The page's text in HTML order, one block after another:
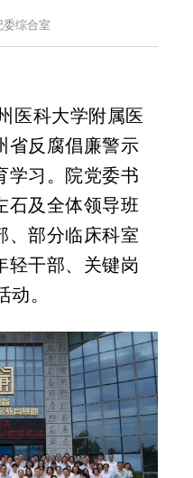
综合室
医科大学附属医
省反腐倡廉警示
学习。院党委书
石及全体领导班
、部分临床科室
轻干部、关键岗
。